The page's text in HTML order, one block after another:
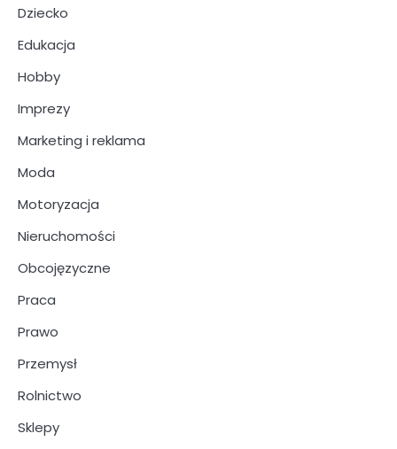
Dziecko
Edukacja
Hobby
Imprezy
Marketing i reklama
Moda
Motoryzacja
Nieruchomości
Obcojęzyczne
Praca
Prawo
Przemysł
Rolnictwo
Sklepy